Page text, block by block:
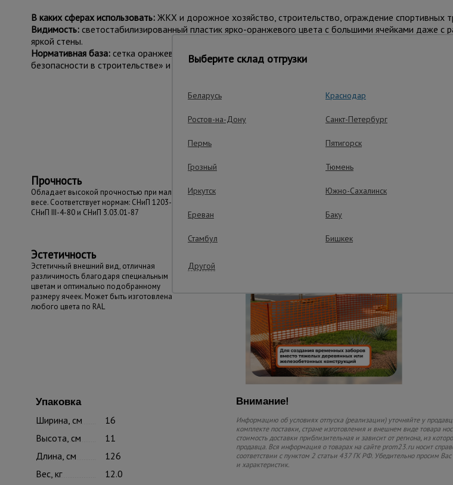
В каких сферах использовать:ЖКХ и дорожное хозяйство, строительство, ограждение спортивных
Видимость:светостабилизированный пластик ярко-оранжевого цвета с большими ячейками даже с
яркой стены.
Нормативная база:сетка оранжевая соответствует СНиП 1203-99 «Безопасность труда в
безопасности в строительстве» и СНиП 3.03.01-87 «Несущие ограждающие конструкции».
Важные преимущества – эффективная
Прочность
Обладает высокой прочностью при малом
весе. Соответствует нормам: СНиП 1203-99,
СНиП III-4-80 и СНиП 3.03.01-87
Эстетичность
Эстетичный внешний вид, отличная
различимость благодаря специальным
цветам и оптимально подобранному
размеру ячеек. Может быть изготовлена
любого цвета по RAL
Упаковка
Ширина, см
16
Высота, см
11
Длина, см
126
Вес, кг
12.0
Внимание!
Информацию об условиях отпуска (реализации) уточняйте у
комплекте поставки, стране изготовления и внешнем виде товара
стоимость доставки приблизительная и зависит от региона, из
продавца. Вся информация о товарах на сайте prom23.ru носит
соответствии с пунктом 2 статьи 437 ГК РФ. Убедительно просим
и характеристик.
Выберите склад отгрузки
Беларусь Краснодар
Ростов-на-Дону Санкт-Петербург
Пермь Пятигорск
Грозный Тюмень
Иркутск Южно-Сахалинск
Ереван Баку
Стамбул Бишкек
Другой